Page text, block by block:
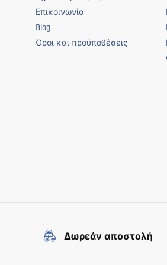
Επικοινωνία
Blog
Όροι και προϋποθέσεις
Δωρεάν αποστολή